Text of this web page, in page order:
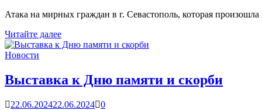
Атака на мирных граждан в г. Севастополь, которая
Атака
на
мирных
в
г.Севастополь
Читайте далее
Новости
Выставка к Дню памяти и скорби
22.06.202422.06.2024 0